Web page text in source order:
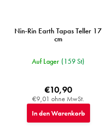
Nin-Rin Earth Tapas Teller 17
cm
Auf Lager (159 St)
€9,01 ohne MwSt.
€10,90
In den Warenkorb